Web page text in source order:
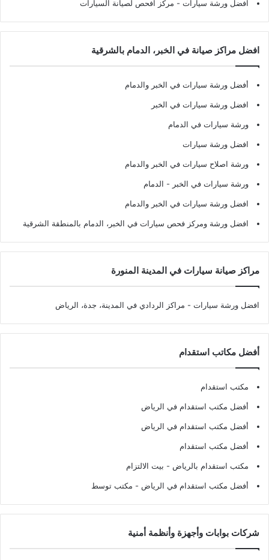
افضل ورشة سيارات - مركز افحص لصيانة السيارات
افضل مراكز صيانة في الخبر، الدمام بالشرقية
أفضل ورشة سيارات في الخبر والدمام
افضل ورشة سيارات في الخبر
ورشة سيارات في الدمام
افضل ورشة سيارات
ورشة اصلاح سيارات في الخبر والدمام
ورشة سيارات في الخبر - الدمام
افضل ورشة سيارات في الخبر والدمام
افضل ورشة ومركز فحص سيارات في الخبر، الدمام بالمنطقة الشرقية
مراكز صيانة سيارات في المدينة المنورة
افضل ورشة سيارات - مراكز الردادي في المدينة، جدة، الرياض
أفضل مكاتب استقدام
مكتب استقدام
أفضل مكتب استقدام في الرياض
أفضل مكتب استقدام في الرياض
أفضل مكتب استقدام
مكتب استقدام بالرياض - بيت الالتزام
أفضل مكتب استقدام في الرياض - مكتب توسط
شركات بوابات وأجهزة وأنظمة أمنية